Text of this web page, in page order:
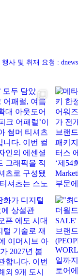
행사 및 취재 요청 :